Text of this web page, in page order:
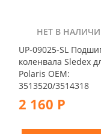
НЕТ В
UP-09025-SL
коленвала Sledex
Polaris OEM:
3513520/3514318
2 160 Р